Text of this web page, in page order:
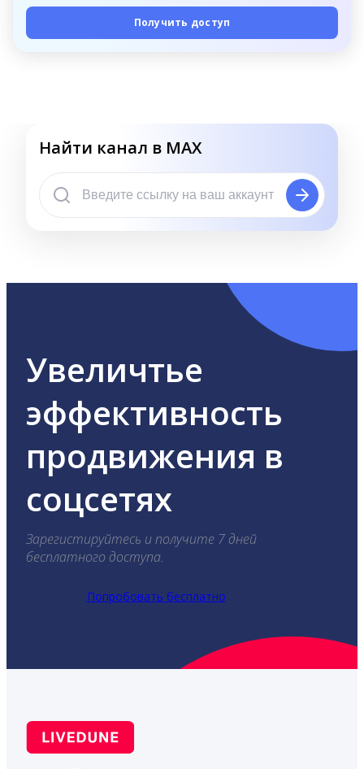
Получить доступ
Найти канал в MAX
Увеличтье
эффективность
продвижения в
соцсетях
Зарегистируйтесь и получите 7 дней
бесплатного доступа.
Попробовать бесплатно